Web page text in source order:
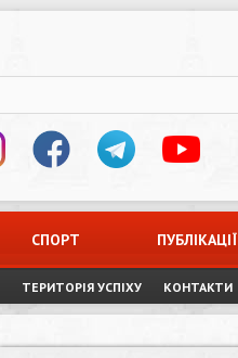
СПОРТ ПУБЛІКАЦІЇ
ТЕРИТОРІЯ УСПІХУ КОНТАКТИ